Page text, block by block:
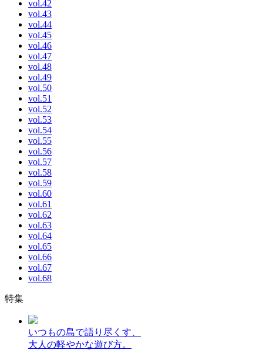
vol.42
vol.43
vol.44
vol.45
vol.46
vol.47
vol.48
vol.49
vol.50
vol.51
vol.52
vol.53
vol.54
vol.55
vol.56
vol.57
vol.58
vol.59
vol.60
vol.61
vol.62
vol.63
vol.64
vol.65
vol.66
vol.67
vol.68
特集
いつもの島で語り尽くす、
大人の軽やかな遊び方。